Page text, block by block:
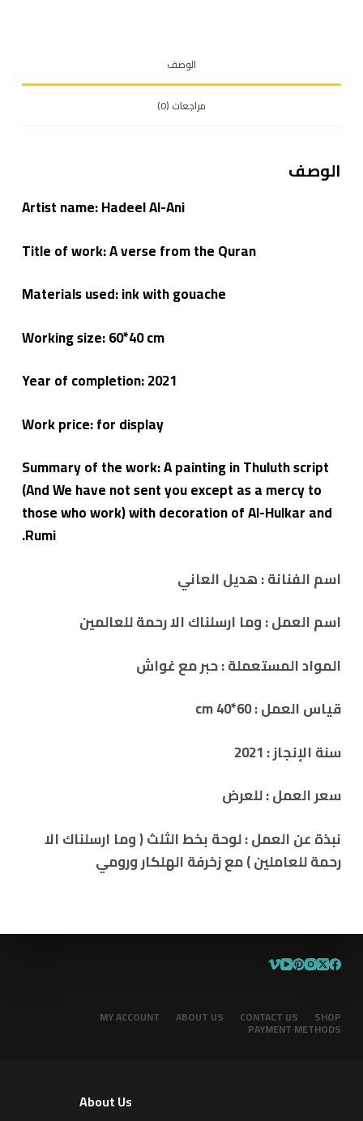
الوصف
مراجعات (0)
الوصف
Artist name: Hadeel Al-Ani
Title of work: A verse from the Quran
Materials used: ink with gouache
Working size: 60*40 cm
Year of completion: 2021
Work price: for display
Summary of the work: A painting in Thuluth script
(And We have not sent you except as a mercy to
those who work) with decoration of Al-Hulkar and
Rumi.
اسم الفنانة : هديل العاني
اسم العمل :وما ارسلناك الا رحمة للعالمين
المواد المستعملة :حبر مع غواش
قياس العمل : 60*40 cm
سنة الإنجاز :2021
سعر العمل : للعرض
نبذة عن العمل :لوحة بخط الثلث ( وما ارسلناك الا
رحمة للعاملين ) مع زخرفة الهلكار ورومي
SHOP
CONTACT US
ABOUT US
MY ACCOUNT
PAYMENT METHODS
About Us